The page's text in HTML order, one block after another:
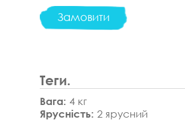
Замовити
Теги.
Вага: 4 кг
Ярусність: 2 ярусний